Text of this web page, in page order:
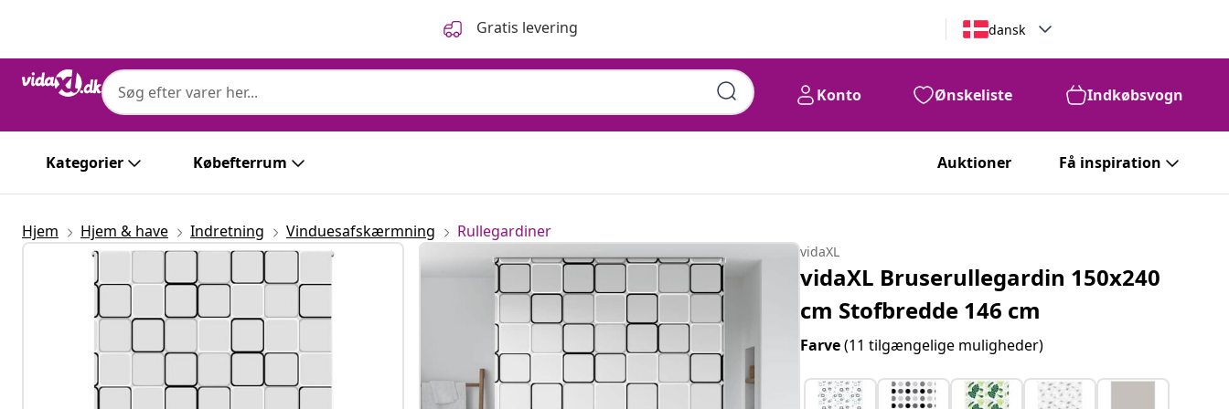
Gratis levering dansk
Konto Ønskeliste Indkøbsvogn
Kategorier Købefterrum Auktioner Få inspiration
Hjem Hjem & have Indretning Vinduesafskærmning Rullegardiner
vidaXL
vidaXL Bruserullegardin 150x240
cm Stofbredde 146 cm
Farve(11 tilgængelige muligheder)